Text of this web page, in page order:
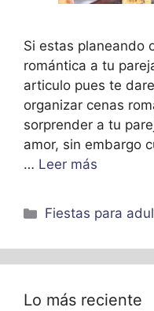
Si estas planeando
romántica a tu
articulo pues te
organizar cenas
sorprender a tu
amor, sin embargo
… Leer más
Categorías
Fiestas para
Lo más reciente